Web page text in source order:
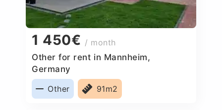
1 450€ / month
Other for rent in Mannheim,
Germany
Other
91m2